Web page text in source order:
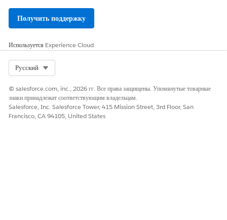
Получить поддержку
Используется Experience Cloud
Русский
© salesforce.com, inc., 2026 гг. Все права защищены. Упомянутые товарные
знаки принадлежат соответствующим владельцам.
Salesforce, Inc. Salesforce Tower, 415 Mission Street, 3rd Floor, San
Francisco, CA 94105, United States